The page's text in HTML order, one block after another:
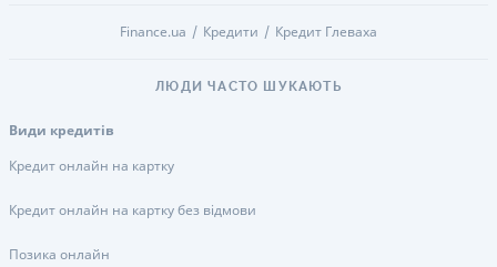
Finance.ua Кредити Кредит Глеваха
ЛЮДИ ЧАСТО ШУКАЮТЬ
Види кредитів
Кредит онлайн на картку
Кредит онлайн на картку без відмови
Позика онлайн